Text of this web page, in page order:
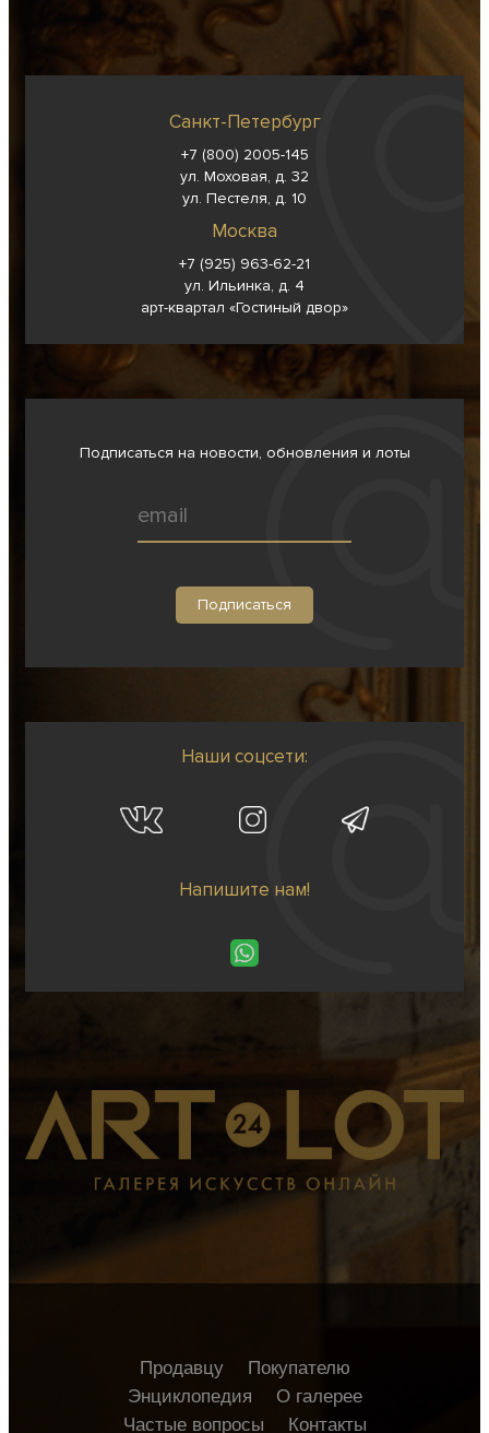
Санкт-Петербург
+7 (800) 2005-145
ул. Моховая, д. 32
ул. Пестеля, д. 10
Москва
+7 (925) 963-62-21
ул. Ильинка, д. 4
арт-квартал «Гостиный двор»
Подписаться на новости, обновления и лоты
Наши соцсети:
Напишите нам!
Продавцу
Покупателю
Энциклопедия
О галерее
Частые вопросы
Контакты